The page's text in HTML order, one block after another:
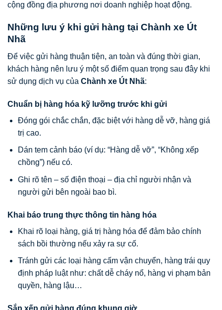
cộng đồng địa phương nơi doanh nghiệp hoạt động.
Những lưu ý khi gửi hàng tại Chành xe Út
Nhã
Để việc gửi hàng thuận tiện, an toàn và đúng thời gian,
khách hàng nên lưu ý một số điểm quan trọng sau đây khi
sử dụng dịch vụ của Chành xe Út Nhã:
Chuẩn bị hàng hóa kỹ lưỡng trước khi gửi
Đóng gói chắc chắn, đặc biệt với hàng dễ vỡ, hàng giá
trị cao.
Dán tem cảnh báo (ví dụ: “Hàng dễ vỡ”, “Không xếp
chồng”) nếu có.
Ghi rõ tên – số điện thoại – địa chỉ người nhận và
người gửi bên ngoài bao bì.
Khai báo trung thực thông tin hàng hóa
Khai rõ loại hàng, giá trị hàng hóa để đảm bảo chính
sách bồi thường nếu xảy ra sự cố.
Tránh gửi các loại hàng cấm vận chuyển, hàng trái quy
định pháp luật như: chất dễ cháy nổ, hàng vi phạm bản
quyền, hàng lậu…
Sắp xếp gửi hàng đúng khung giờ